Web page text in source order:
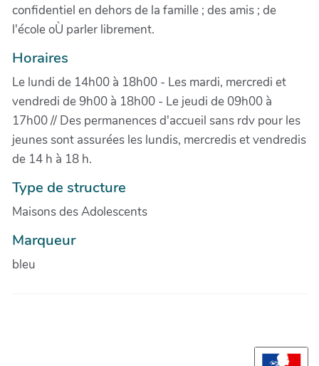
confidentiel en dehors de la famille ; des amis ; de
l'école oÙ parler librement.
Horaires
Le lundi de 14h00 à 18h00 - Les mardi, mercredi et
vendredi de 9h00 à 18h00 - Le jeudi de 09h00 à
17h00 // Des permanences d'accueil sans rdv pour les
jeunes sont assurées les lundis, mercredis et vendredis
de 14 h à 18 h.
Type de structure
Maisons des Adolescents
Marqueur
bleu